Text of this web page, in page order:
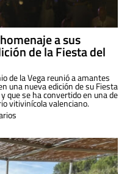
a sus
de la Fiesta del
de la Vega reunió a amantes
una nueva edición de su Fiesta
que se ha convertido en una de
vitivinícola valenciano.